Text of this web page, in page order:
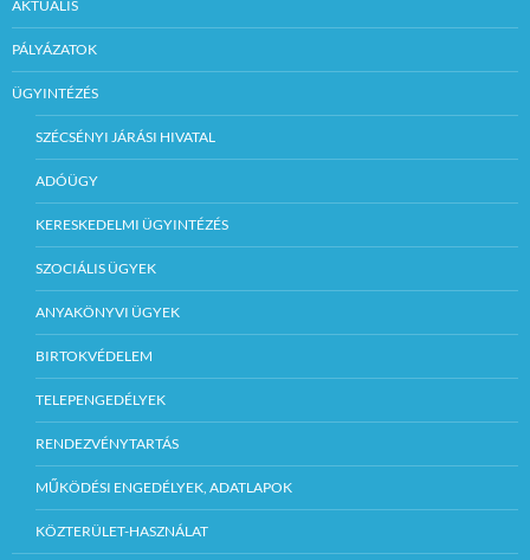
AKTUÁLIS
PÁLYÁZATOK
ÜGYINTÉZÉS
SZÉCSÉNYI JÁRÁSI HIVATAL
ADÓÜGY
KERESKEDELMI ÜGYINTÉZÉS
SZOCIÁLIS ÜGYEK
ANYAKÖNYVI ÜGYEK
BIRTOKVÉDELEM
TELEPENGEDÉLYEK
RENDEZVÉNYTARTÁS
MŰKÖDÉSI ENGEDÉLYEK, ADATLAPOK
KÖZTERÜLET-HASZNÁLAT